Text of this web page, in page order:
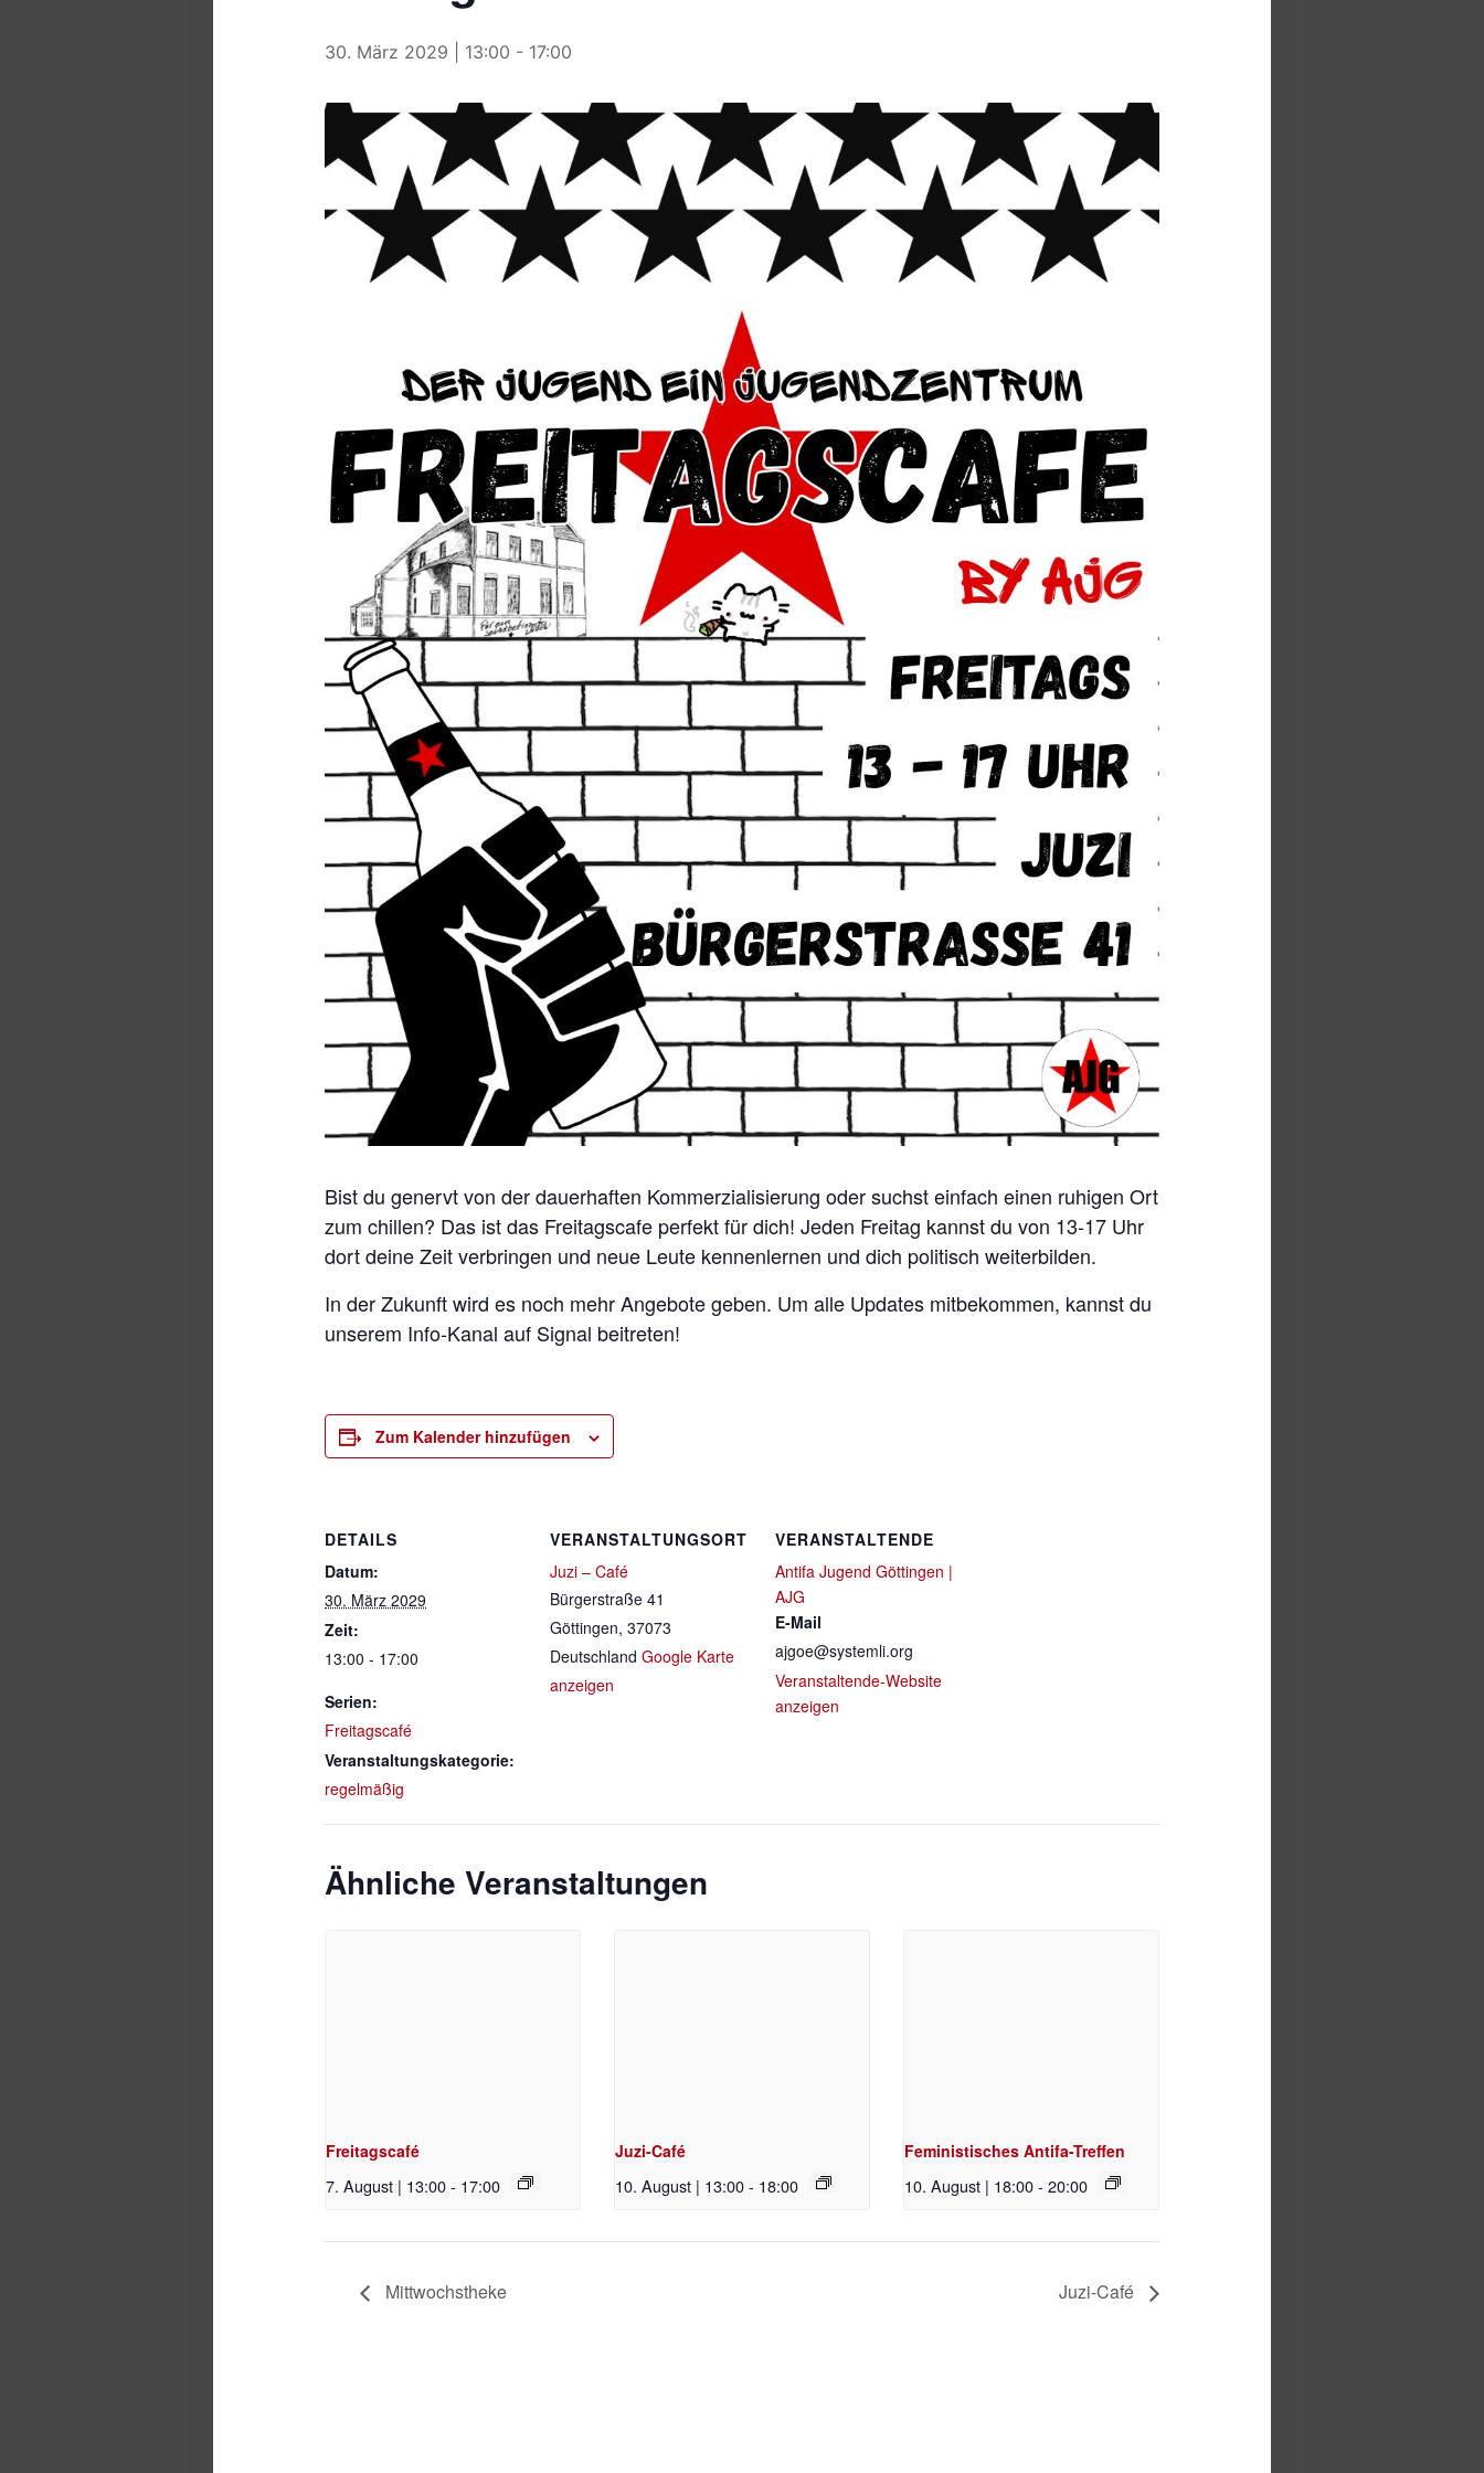
30. März 2029 | 13:00 - 17:00
Bist du genervt von der dauerhaften Kommerzialisierung oder suchst einfach einen ruhigen Ort
zum chillen? Das ist das Freitagscafe perfekt für dich! Jeden Freitag kannst du von 13-17 Uhr
dort deine Zeit verbringen und neue Leute kennenlernen und dich politisch weiterbilden.
In der Zukunft wird es noch mehr Angebote geben. Um alle Updates mitbekommen, kannst du
unserem Info-Kanal auf Signal beitreten!
Zum Kalender hinzufügen
DETAILS
Datum:
30. März 2029
Zeit:
13:00 - 17:00
Serien:
Freitagscafé
Veranstaltungskategorie:
regelmäßig
VERANSTALTUNGSORT
Juzi – Café
Bürgerstraße 41
Göttingen, 37073
Deutschland Google Karte
anzeigen
VERANSTALTENDE
Antifa Jugend Göttingen |
AJG
E-Mail
ajgoe@systemli.org
Veranstaltende-Website
anzeigen
Ähnliche Veranstaltungen
Freitagscafé
7. August | 13:00- 17:00
Juzi-Café
10. August | 13:00- 18:00
Feministisches Antifa-Treffen
10. August | 18:00- 20:00
Mittwochstheke Juzi-Café